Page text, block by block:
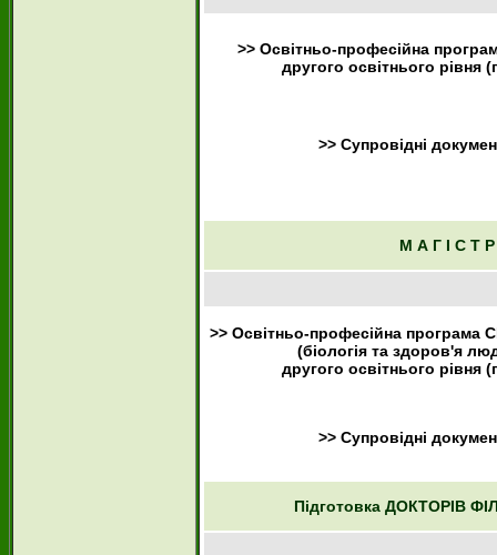
>> Освітньо-професійна
другого освітнього рівня
>> Супровідні
М А Г І С Т
>> Освітньо-професійна програма
(біологія та здоров'я
другого освітнього рівня
>> Супровідні
Підготовка ДОКТОРІВ